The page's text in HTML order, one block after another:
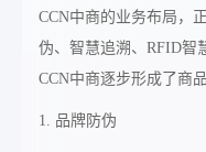
CCN中商的业务布局，
伪、智慧追溯、RFID智
CCN中商逐步形成了商
1. 品牌防伪